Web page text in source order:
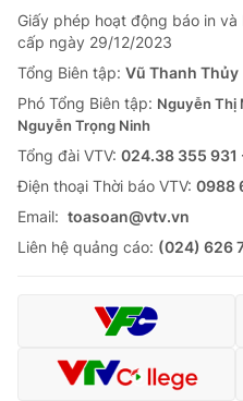
Giấy phép hoạt động báo in
cấp ngày 29/12/2023
Tổng Biên tập: Vũ Thanh Thủy
Phó Tổng Biên tập: Nguyễn Thị
Nguyễn Trọng Ninh
Tổng đài VTV: 024.38 355
Ðiện thoại Thời báo VTV: 0988
Email: toasoan@vtv.vn
Liên hệ quảng cáo: (024) 626